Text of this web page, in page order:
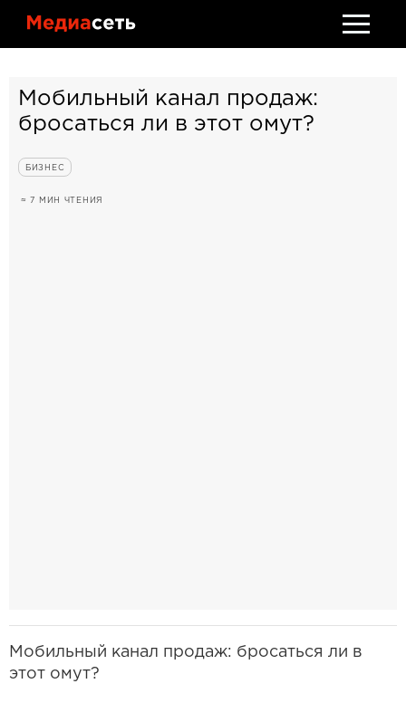
Обсудить проект
Мобильный канал продаж:
бросаться ли в этот омут?
БИЗНЕС
≈ 7 МИН ЧТЕНИЯ
Мобильный канал продаж: бросаться ли в
этот омут?